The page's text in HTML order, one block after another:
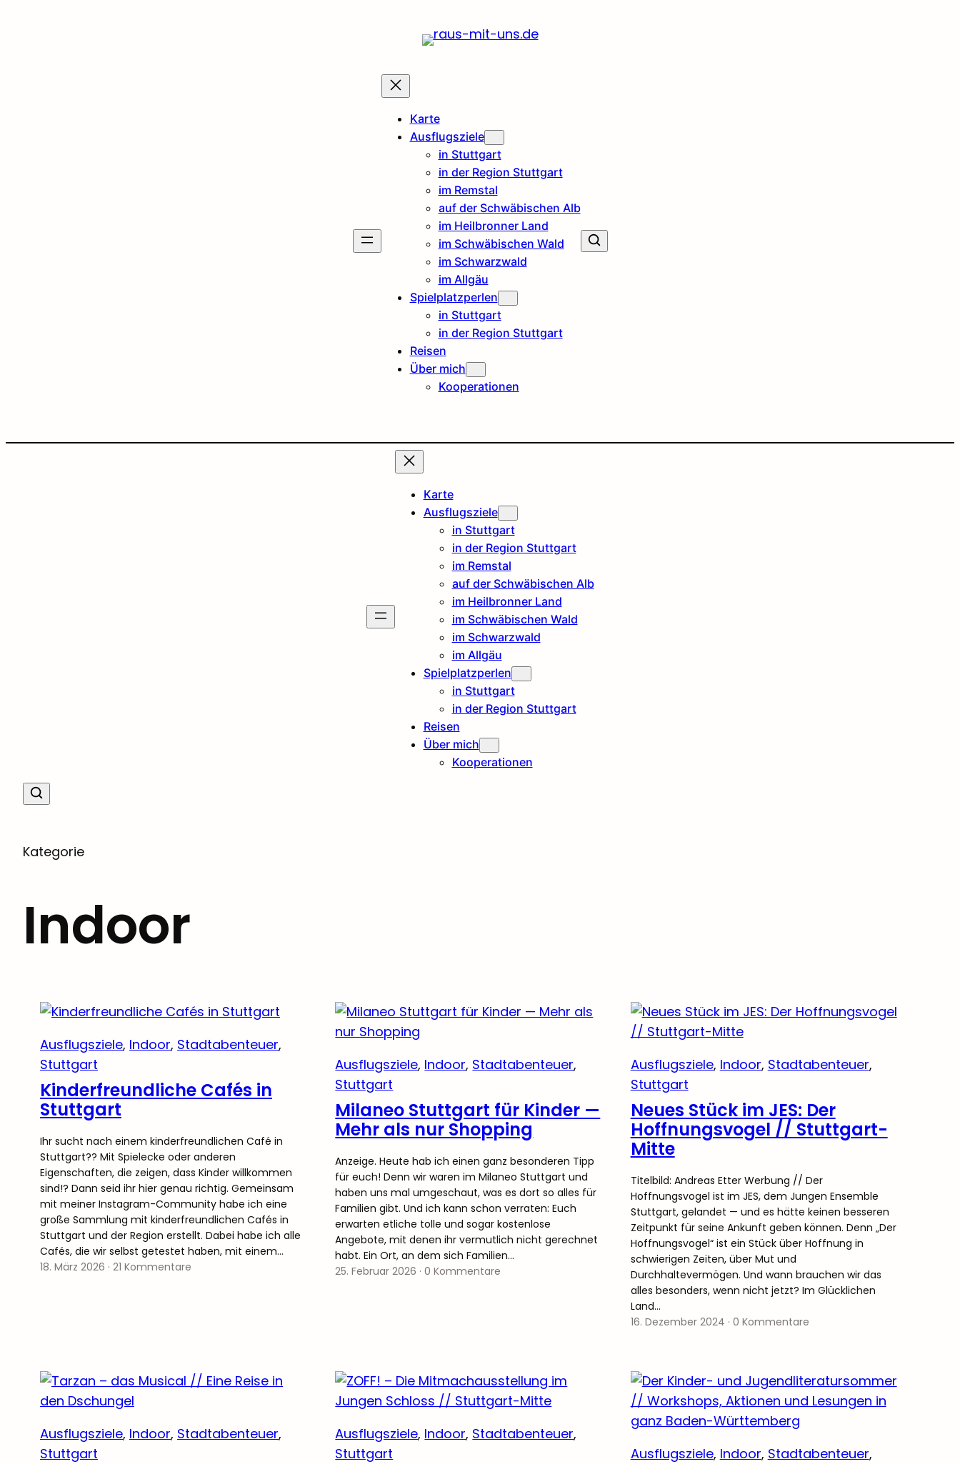
Karte
Ausflugsziele
in Stuttgart
in der Region Stuttgart
im Remstal
auf der Schwäbischen Alb
im Heilbronner Land
im Schwäbischen Wald
im Schwarzwald
im Allgäu
Spielplatzperlen
in Stuttgart
in der Region Stuttgart
Reisen
Über mich
Kooperationen
Karte
Ausflugsziele
in Stuttgart
in der Region Stuttgart
im Remstal
auf der Schwäbischen Alb
im Heilbronner Land
im Schwäbischen Wald
im Schwarzwald
im Allgäu
Spielplatzperlen
in Stuttgart
in der Region Stuttgart
Reisen
Über mich
Kooperationen
Kategorie
Indoor
Ausflugsziele, Indoor, Stadtabenteuer
Stuttgart
Kinderfreundliche Cafés in
Stuttgart
Ihr sucht nach einem kinderfreundlichen Café in
Stuttgart?? Mit Spielecke oder anderen
Eigenschaften, die zeigen, dass Kinder willkommen
sind!? Dann seid ihr hier genau richtig. Gemeinsam
mit meiner Instagram-Community habe ich eine
große Sammlung mit kinderfreundlichen Cafés in
Stuttgart und der Region erstellt. Dabei habe ich alle
Cafés, die wir selbst getestet haben, mit einem…
18. März 2026 · 21 Kommentare
Ausflugsziele, Indoor, Stadtabenteuer
Stuttgart
Milaneo Stuttgart für Kinder —
Mehr als nur Shopping
Anzeige. Heute hab ich einen ganz besonderen Tipp
für euch! Denn wir waren im Milaneo Stuttgart und
haben uns mal umgeschaut, was es dort so alles für
Familien gibt. Und ich kann schon verraten: Euch
erwarten etliche tolle und sogar kostenlose
Angebote, mit denen ihr vermutlich nicht gerechnet
habt. Ein Ort, an dem sich Familien…
25. Februar 2026 ·0 Kommentare
Ausflugsziele, Indoor, Stadtabenteuer
Stuttgart
Neues Stück im JES: Der
Hoffnungsvogel // Stuttgart-
Mitte
Titelbild: Andreas Etter Werbung // Der
Hoffnungsvogel ist im JES, dem Jungen Ensemble
Stuttgart, gelandet — und es hätte keinen besseren
Zeitpunkt für seine Ankunft geben können. Denn „Der
Hoffnungsvogel“ ist ein Stück über Hoffnung in
schwierigen Zeiten, über Mut und
Durchhaltevermögen. Und wann brauchen wir das
alles besonders, wenn nicht jetzt? Im Glücklichen
Land…
16. Dezember 2024 · 0 Kommentare
Ausflugsziele, Indoor, Stadtabenteuer
Stuttgart
Ausflugsziele, Indoor, Stadtabenteuer
Stuttgart
Ausflugsziele, Indoor, Stadtabenteuer